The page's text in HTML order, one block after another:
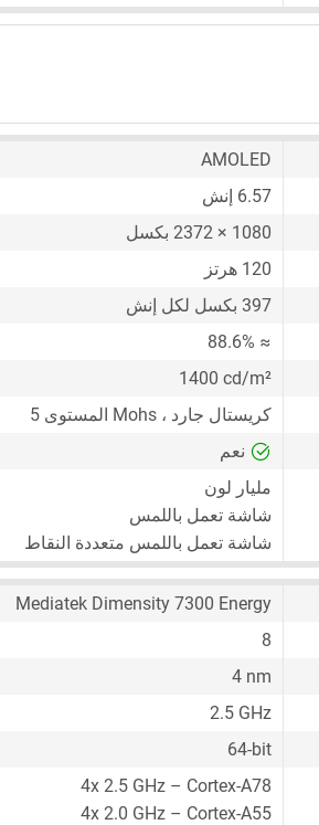
AMOLED
6.57 إنش
1080 × 2372 بكسل
120 هرتز
397 بكسل لكل إنش
≈ 88.6%
1400 cd/m²
كريستال جارد ، Mohs المستوى 5
نعم
مليار لون
شاشة تعمل باللمس
شاشة تعمل باللمس متعددة النقاط
Mediatek Dimensity 7300 Energy
8
4 nm
2.5 GHz
64-bit
4x 2.5 GHz – Cortex-A78
4x 2.0 GHz – Cortex-A55